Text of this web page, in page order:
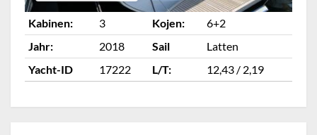
Kabinen: 3 Kojen:
6+2
Jahr:
2018 Sail
Latten
Yacht-ID
17222 L/T: 12,43 / 2,19